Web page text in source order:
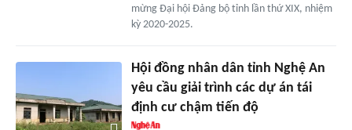
mừng Đại hội Đảng bộ tỉnh lần thứ XIX, nhiệm
kỳ 2020-2025.
Hội đồng nhân dân tỉnh Nghệ An
yêu cầu giải trình các dự án tái
định cư chậm tiến độ